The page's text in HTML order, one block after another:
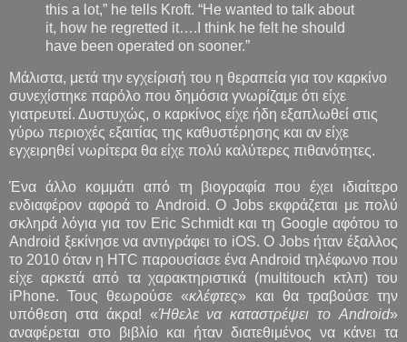
this a lot,” he tells Kroft. “He wanted to talk about
it, how he regretted it….I think he felt he should
have been operated on sooner.”
Μάλιστα, μετά την εγχείρισή του η θεραπεία για τον καρκίνο
συνεχίστηκε παρόλο που δημόσια γνωρίζαμε ότι είχε
γιατρευτεί. Δυστυχώς, ο καρκίνος είχε ήδη εξαπλωθεί στις
γύρω περιοχές εξαιτίας της καθυστέρησης και αν είχε
εγχειρηθεί νωρίτερα θα είχε πολύ καλύτερες πιθανότητες.
Ένα άλλο κομμάτι από τη βιογραφία που έχει ιδιαίτερο
ενδιαφέρον αφορά το Android. O Jobs εκφράζεται με πολύ
σκληρά λόγια για τον Eric Schmidt και τη Google αφότου το
Android ξεκίνησε να αντιγράφει το iOS. O Jobs ήταν έξαλλος
το 2010 όταν η HTC παρουσίασε ένα Android τηλέφωνο που
είχε αρκετά από τα χαρακτηριστικά (multitouch κτλπ) του
iPhone. Τους θεωρούσε «κλέφτες» και θα τραβούσε την
υπόθεση στα άκρα! «Ήθελε να καταστρέψει το Android»
αναφέρεται στο βιβλίο και ήταν διατεθιμένος να κάνει τα